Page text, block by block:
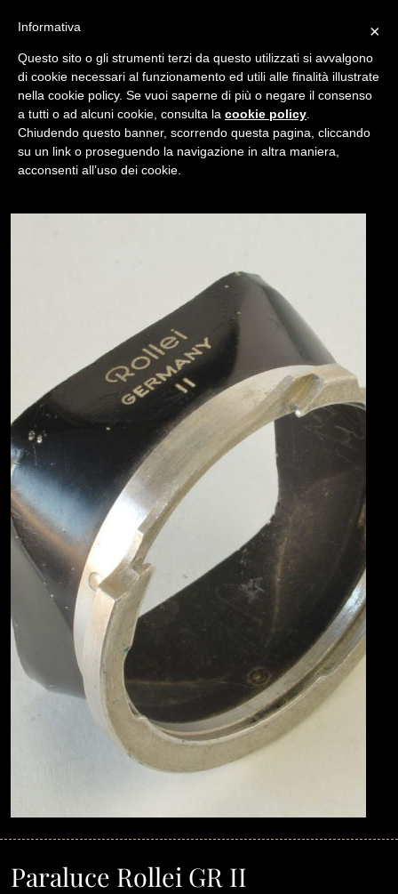
/ USATO PARALUCE ROLLEI GR II
NAVIGAZIONE
Paraluce Rollei GR II
×
Informativa
Questo sito o gli strumenti terzi da questo utilizzati si avvalgono
di cookie necessari al funzionamento ed utili alle finalità illustrate
nella cookie policy. Se vuoi saperne di più o negare il consenso
a tutti o ad alcuni cookie, consulta la cookie policy
Chiudendo questo banner, scorrendo questa pagina, cliccando
su un link o proseguendo la navigazione in altra maniera,
acconsenti all’uso dei cookie.